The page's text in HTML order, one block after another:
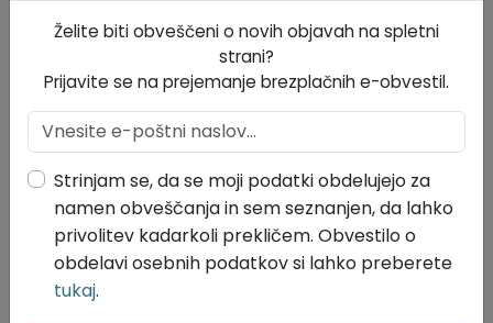
Razpis rednih volitev članov svetov
krajevnih skupnosti na območju Občine
Divača
24.07.2026
Županja Občine Divača je razpisala redne volitve
članov svetov krajevnih skupnosti na območju
Občine Divača. Redne volitve v svete krajevnih
skupnosti Barka, Divača, Dolnje Ležeče, Misliče,
Želite biti obveščeni o novih objavah na spletni
strani?
Prijavite se na prejemanje brezplačnih e-obvestil.
Strinjam se, da se moji podatki obdelujejo za
namen obveščanja in sem seznanjen, da lahko
privolitev kadarkoli prekličem. Obvestilo o
obdelavi osebnih podatkov si lahko preberete
tukaj.